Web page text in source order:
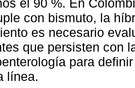
el 90 %. En
con bismuto, la
es necesario
que persisten con
para
línea.